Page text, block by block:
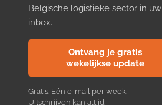
Belgische logistieke sector in uw
inbox.
Ontvang je gratis
wekelijkse update
Gratis. Eén e-mail per week.
Uitschrijven kan altijd.